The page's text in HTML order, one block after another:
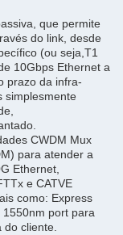
que permite
do link, desde
(ou seja,T1
10Gbps Ethernet a
prazo da infra-
simplesmente
CWDM Mux
para atender a
Ethernet,
e CATVE
como: Express
port para
do cliente.